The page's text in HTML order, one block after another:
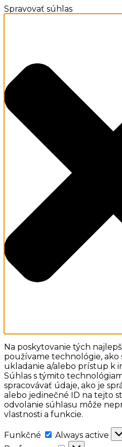
Spravovať súhlas
Na poskytovanie tých
používame technológie, ako
ukladanie a/alebo prístup k
Súhlas s týmito
spracovávať údaje, ako je
alebo jedinečné ID na tejto
odvolanie súhlasu môže
vlastnosti a funkcie.
Funkčné Funkčné
Always active